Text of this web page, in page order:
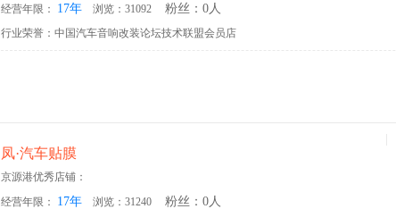
经营年限： 17年 浏览：31092 粉丝：0人
行业荣誉：中国汽车音响改装论坛技术联盟会员店
凤·汽车贴膜
京源港优秀店铺：
经营年限： 17年 浏览：31240 粉丝：0人